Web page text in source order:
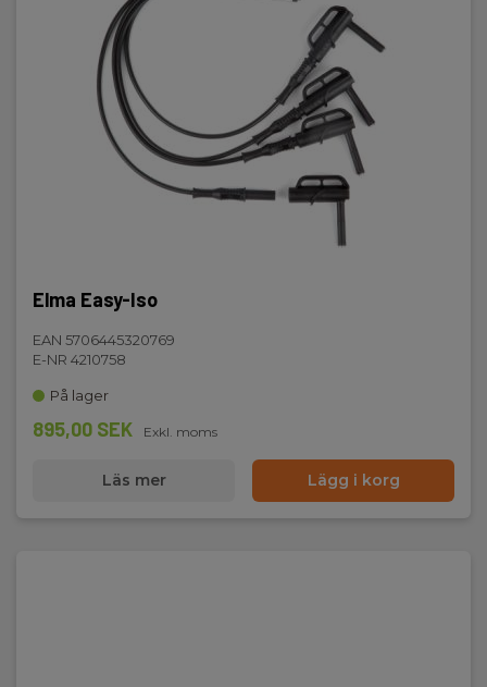
Nettovikt:
Elma Easy-Iso
EAN 5706445320769
E-NR 4210758
På lager
895,00 SEK Exkl. moms
Läs mer Lägg i korg